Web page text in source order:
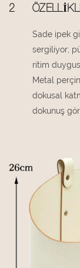
2
Sade ipek
sergiliyor;
ritim
Metal
dokusal
dokunuş